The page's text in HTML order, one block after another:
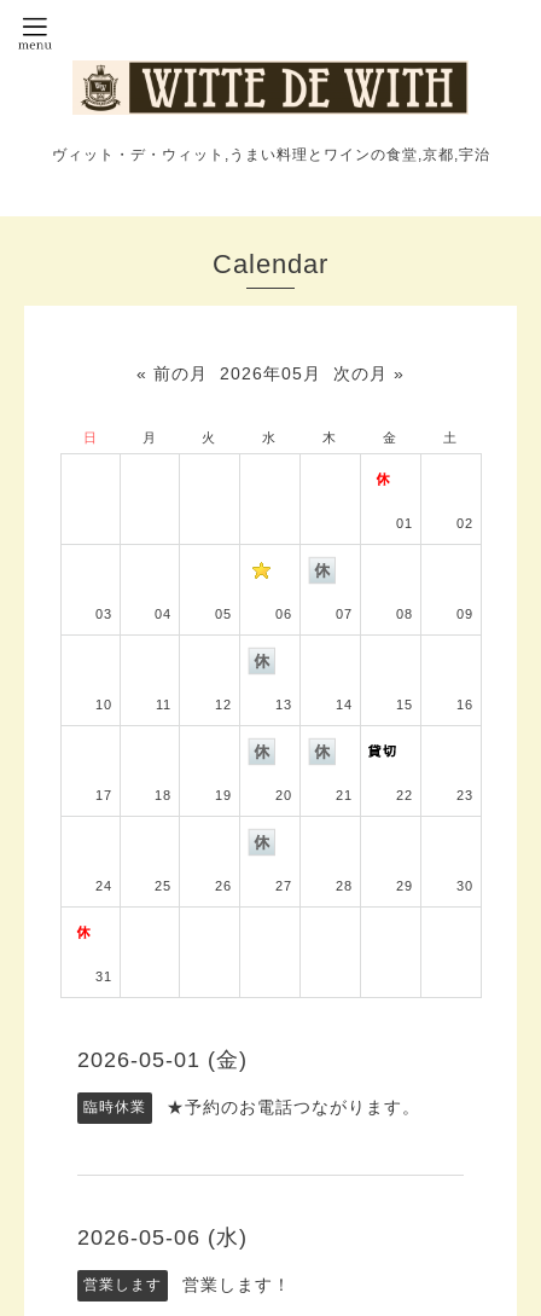
ヴィット・デ・ウィット,うまい料理とワインの食堂,京都,宇治
Calendar
« 前の月 2026年05月 次の月 »
日 月 火 水 木 金 土
01 02
03 04 05 06 07 08 09
10 11 12 13 14 15 16
17 18 19 20 21 22 23
24 25 26 27 28 29 30
31
2026-05-01 (金)
臨時休業 ★予約のお電話つながります。
2026-05-06 (水)
営業します 営業します！